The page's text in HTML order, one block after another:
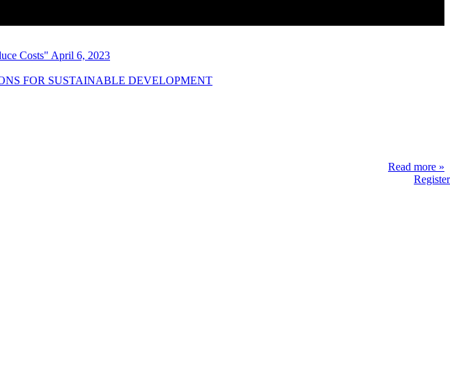
Costs" April 6, 2023
FOR SUSTAINABLE DEVELOPMENT
Read more »
Register